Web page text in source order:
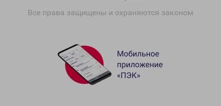
Все права защищены и охраняются законом